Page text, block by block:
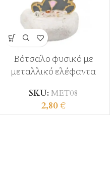
Βότσαλο φυσικό με
μεταλλικό ελέφαντα
SKU:ΜΕΤ08
2,80€